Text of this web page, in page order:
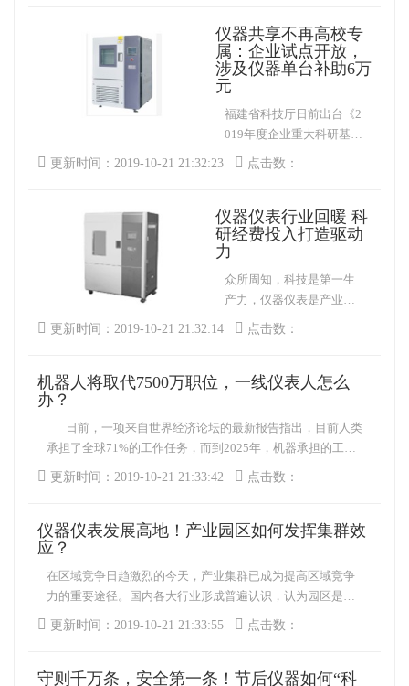
炼，延迟粘合剂粘合辊，
粘合剂粘合力下降。可塑
性超过时间时，橡胶的混
合不均匀，收缩力大，成
型时产品表面粗糙，边缘
不整齐。因此，为了使加
测量和控制粘合剂的粘
仪器共享不再高校专
属：企业试点开放，
涉及仪器单台补助6万
元
福建省科技厅日前出台《2
019年度企业重大科研基础
设施和大型科研仪器向社
地开展试点，向社会开放
服务的科研设施仪器给予
一次性资金补助。 仪
器信息网讯 8月2日，福建
省科学技术厅公布“关于进
研基础设施和大型科研仪
作的通知”，表示福建省科
大型科研仪器向社会开放
服务试点
更新时间：2019-10-21 21:32:23 点击数：
仪器仪表行业回暖 科
研经费投入打造驱动
力
众所周知，科技是第一生
产力，仪器仪表是产业发
展之重要基石。科学仪器
演着至关重要的角色。
政策密集出台下，加之国
内市场强劲需求推动，我
平稳较快增长。随着产业
模积累，在可以预见的未
来，行业开始迎来发展的
更新时间：2019-10-21 21:32:14 点击数：
机器人将取代7500万职位，一线仪表人怎么
办？
日前，一项来自世界经济论坛的最新报告指出，目前人类
承担了全球71%的工作任务，而到2025年，机器承担的工作
将会超过人类。随着工作场所的机器和算法快速发展，可创
人口红利逐渐消失，以现代化、自动化的装备提升传统产
业，推动“技术红利”
更新时间：2019-10-21 21:33:42 点击数：
仪器仪表发展高地！产业园区如何发挥集群效
应？
在区域竞争日趋激烈的今天，产业集群已成为提高区域竞争
力的重要途径。国内各大行业形成普遍认识，认为园区是形
成地方产业集群的主要载体，能够很好地发挥出产业集群效
笋。 丹东仪器仪表产业园区、长三角工业园区、苏州工
更新时间：2019-10-21 21:33:55 点击数：
守则千万条，安全第一条！节后仪器如何“科